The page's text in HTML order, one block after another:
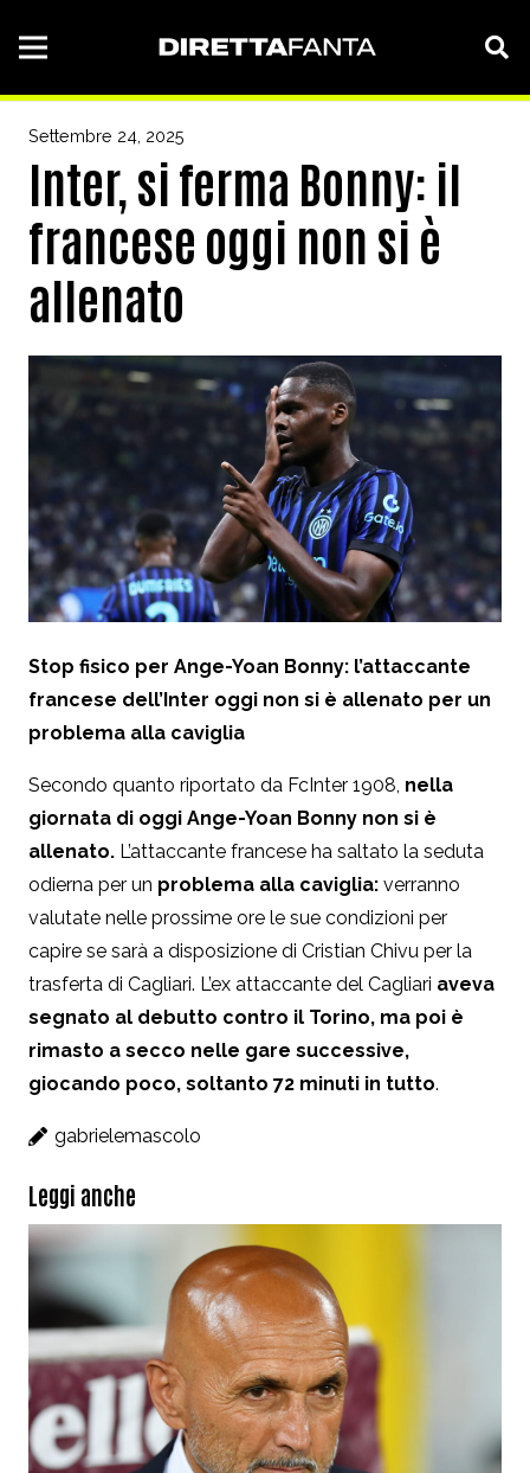
Settembre 24, 2025
Inter, si ferma Bonny: il
francese oggi non si è
allenato
Stop fisico per Ange-Yoan Bonny: l’attaccante
francese dell’Inter oggi non si è allenato per un
problema alla caviglia
Secondo quanto riportato da FcInter 1908, nella
giornata di oggi Ange-Yoan Bonny non si è
allenato. L’attaccante francese ha saltato la seduta
odierna per un problema alla caviglia: verranno
valutate nelle prossime ore le sue condizioni per
capire se sarà a disposizione di Cristian Chivu per la
trasferta di Cagliari. L’ex attaccante del Cagliari aveva
segnato al debutto contro il Torino, ma poi è
rimasto a secco nelle gare successive,
giocando poco, soltanto 72 minuti in tutto.
gabrielemascolo
Leggi anche